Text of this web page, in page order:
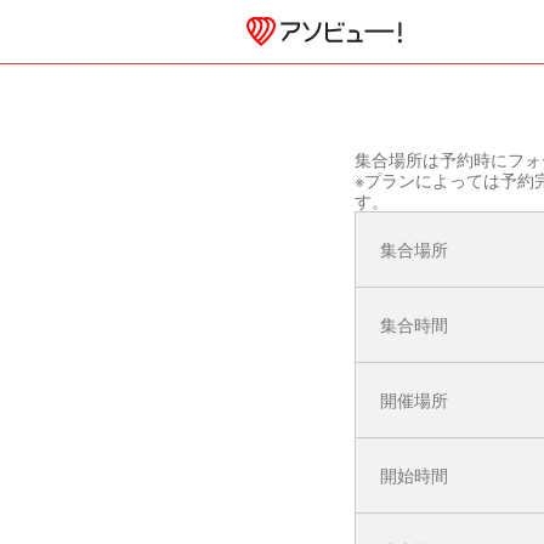
集合場所は予約時にフ
※プランによっては予約
す。
集合場所
集合時間
開催場所
開始時間